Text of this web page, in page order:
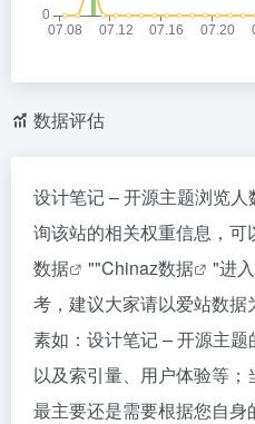
数据评估
设计笔记 – 开源主题浏览
询该站的相关权重信息，可
数据
""Chinaz数据
"进
考，建议大家请以爱站数
素如：设计笔记 – 开源主
以及索引量、用户体验等；
最主要还是需要根据您自